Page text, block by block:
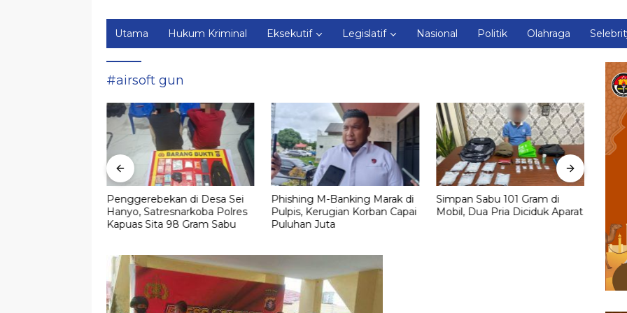
Utama Hukum Kriminal Eksekutif Legislatif Nasional Politik Olahraga
#airsoft gun
Phishing M-Banking Marak di
Pulpis, Kerugian Korban Capai
Puluhan Juta
Simpan Sabu 101 Gram di
Mobil, Dua Pria Diciduk Aparat
Hari Ketiga Ops Keselamatan
Telabang 2026, Satlantas
Liar